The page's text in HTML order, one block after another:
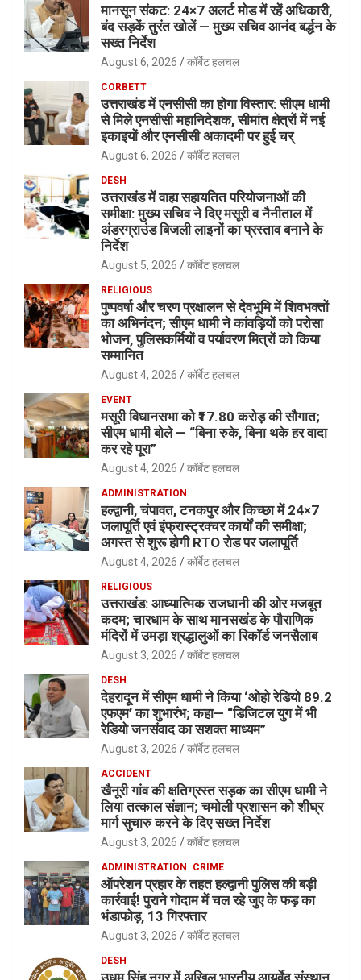
मानसून संकट: 24×7 अलर्ट मोड में रहें अधिकारी,
बंद सड़कें तुरंत खोलें — मुख्य सचिव आनंद बर्द्धन के
सख्त निर्देश
August 6, 2026 कॉर्बेट हलचल
CORBETT
उत्तराखंड में एनसीसी का होगा विस्तार: सीएम धामी
से मिले एनसीसी महानिदेशक, सीमांत क्षेत्रों में नई
इकाइयों और एनसीसी अकादमी पर हुई चर्
August 6, 2026 कॉर्बेट हलचल
DESH
उत्तराखंड में वाह्य सहायतित परियोजनाओं की
समीक्षा: मुख्य सचिव ने दिए मसूरी व नैनीताल में
अंडरग्राउंड बिजली लाइनों का प्रस्ताव बनाने के
निर्देश
August 5, 2026 कॉर्बेट हलचल
RELIGIOUS
पुष्पवर्षा और चरण प्रक्षालन से देवभूमि में शिवभक्तों
का अभिनंदन; सीएम धामी ने कांवड़ियों को परोसा
भोजन, पुलिसकर्मियों व पर्यावरण मित्रों को किया
सम्मानित
August 4, 2026 कॉर्बेट हलचल
EVENT
मसूरी विधानसभा को ₹17.80 करोड़ की सौगात;
सीएम धामी बोले — “बिना रुके, बिना थके हर वादा
कर रहे पूरा”
August 4, 2026 कॉर्बेट हलचल
ADMINISTRATION
हल्द्वानी, चंपावत, टनकपुर और किच्छा में 24×7
जलापूर्ति एवं इंफ्रास्ट्रक्चर कार्यों की समीक्षा;
अगस्त से शुरू होगी RTO रोड पर जलापूर्ति
August 4, 2026 कॉर्बेट हलचल
RELIGIOUS
उत्तराखंड: आध्यात्मिक राजधानी की ओर मजबूत
कदम; चारधाम के साथ मानसखंड के पौराणिक
मंदिरों में उमड़ा श्रद्धालुओं का रिकॉर्ड जनसैलाब
August 3, 2026 कॉर्बेट हलचल
DESH
देहरादून में सीएम धामी ने किया ‘ओहो रेडियो 89.2
एफएम’ का शुभारंभ; कहा— “डिजिटल युग में भी
रेडियो जनसंवाद का सशक्त माध्यम”
August 3, 2026 कॉर्बेट हलचल
ACCIDENT
खैनूरी गांव की क्षतिग्रस्त सड़क का सीएम धामी ने
लिया तत्काल संज्ञान; चमोली प्रशासन को शीघ्र
मार्ग सुचारु करने के दिए सख्त निर्देश
August 3, 2026 कॉर्बेट हलचल
ADMINISTRATION CRIME
ऑपरेशन प्रहार के तहत हल्द्वानी पुलिस की बड़ी
कार्रवाई! पुराने गोदाम में चल रहे जुए के फड़ का
भंडाफोड़, 13 गिरफ्तार
August 3, 2026 कॉर्बेट हलचल
DESH